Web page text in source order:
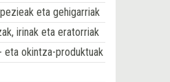
eta gehigarriak
irinak eta eratorriak
eta okintza-produktuak